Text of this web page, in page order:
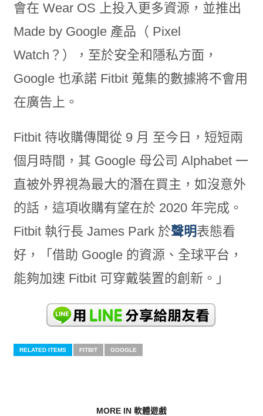
會在 Wear OS 上投入更多資源，並推出
Made by Google 產品（ Pixel
Watch？），至於安全和隱私方面，
Google 也承諾 Fitbit 蒐集的數據將不會用
在廣告上。
Fitbit 待收購傳聞從 9 月 至今日，短短兩
個月時間，其 Google 母公司 Alphabet 一
直被外界視為最大的潛在買主，如沒意外
的話，這項收購有望在於 2020 年完成。
Fitbit 執行長 James Park 於聲明表態看
好，「借助 Google 的資源、全球平台，
能夠加速 Fitbit 可穿戴裝置的創新。」
RELATED ITEMS FITBIT GOOGLE
MORE IN 軟體遊戲